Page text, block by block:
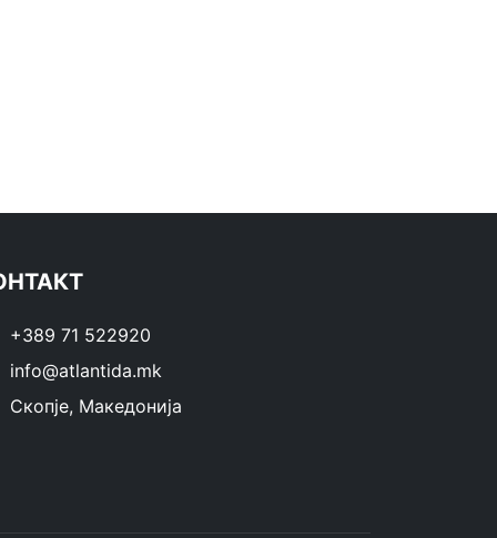
+389 71 522920
info@atlantida.mk
Скопје, Македонија